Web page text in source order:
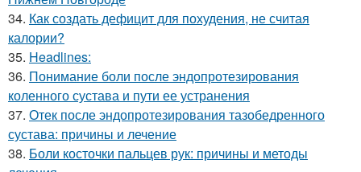
34. Как создать дефицит для похудения, не считая
калории?
35. Headlines:
36. Понимание боли после эндопротезирования
коленного сустава и пути ее устранения
37. Отек после эндопротезирования тазобедренного
сустава: причины и лечение
38. Боли косточки пальцев рук: причины и методы